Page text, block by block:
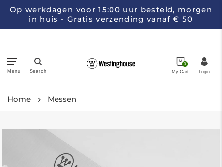
Op werkdagen voor 15:00 uur besteld, morgen
in huis - Gratis verzending vanaf € 50
Pannen
Menu Search
0
My Cart Login
Home Messen